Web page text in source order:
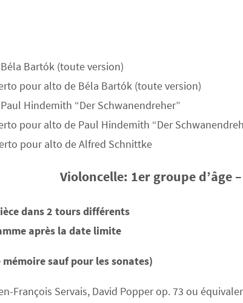
Bartók (toute version)
pour alto de Béla Bartók (toute version)
Hindemith “Der Schwanendreher”
pour alto de Paul Hindemith “Der
pour alto de Alfred Schnittke
Violoncelle: 1er groupe d’âge
dans 2 tours différents
après la date limite
sauf pour les sonates)
François Servais, David Popper op. 73 ou